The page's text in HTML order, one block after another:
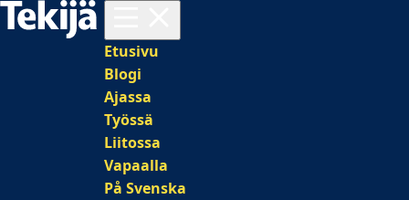
Päävalikko
Etusivu
Blogi
Ajassa
Työssä
Liitossa
Vapaalla
På Svenska